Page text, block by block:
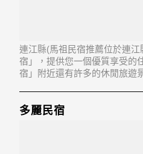
連江縣(馬祖民宿推薦位於連
宿」，提供您一個優質享受的
宿」附近還有許多的休閒旅遊
多麗民宿